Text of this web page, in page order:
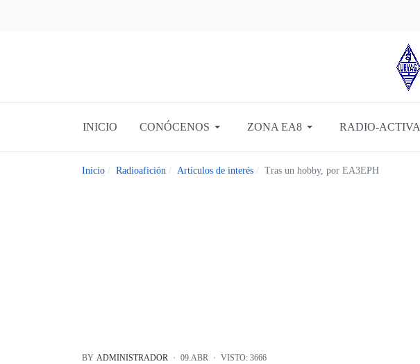
INICIO CONÓCENOS ZONA EA8 RADIO-ACTIVA
Inicio Radioafición Artículos de interés Tras un hobby, por EA3EPH
BY ADMINISTRADOR 09.ABR VISTO: 3666